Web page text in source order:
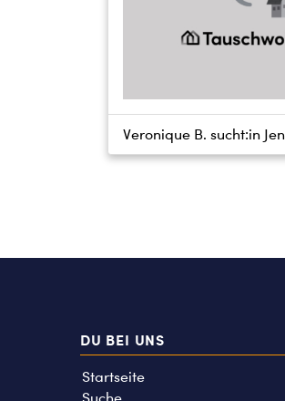
Veronique B. sucht:in
DU BEI UNS
Startseite
Suche